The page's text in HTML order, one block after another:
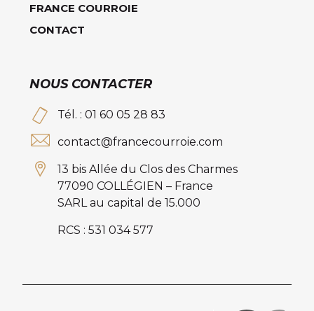
FRANCE COURROIE
CONTACT
NOUS CONTACTER
Tél. : 01 60 05 28 83
contact@francecourroie.com
13 bis Allée du Clos des Charmes
77090 COLLÉGIEN – France
SARL au capital de 15.000
RCS : 531 034 577